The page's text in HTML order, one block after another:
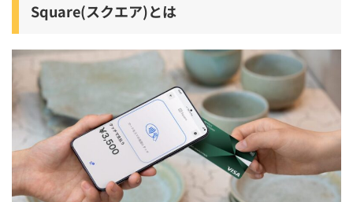
4. 端末を買う場合は初期費用が発生する
5. 全東信の未入金分はSquareでは解決できない
Square(スクエア)はこんな店舗におすすめ
実際にSquare(スクエア)を導入した店舗の口コミ・体験
談
全東信からSquare(スクエア)に乗り換える際によくある
質問
Square(スクエア)とは